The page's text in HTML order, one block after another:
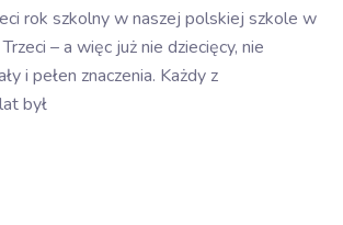
rok szkolny w naszej polskiej szkole w
– a więc już nie dziecięcy, nie
i pełen znaczenia. Każdy z
był